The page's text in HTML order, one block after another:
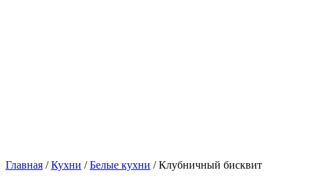
Главная /Кухни /Белые кухни / Клубничный бисквит